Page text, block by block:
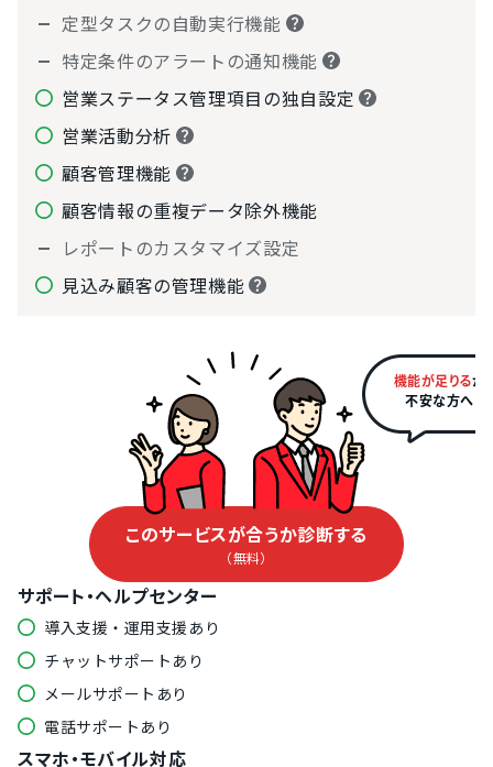
定型タスクの自動実行機能
特定条件のアラートの通知機能
営業ステータス管理項目の独自設定
営業活動分析
顧客管理機能
顧客情報の重複データ除外機能
レポートのカスタマイズ設定
見込み顧客の管理機能
機能が足りるか
不安な方へ
このサービスが合うか診断する
（無料）
サポート・ヘルプセンター
導入支援・運用支援あり
チャットサポートあり
メールサポートあり
電話サポートあり
スマホ・モバイル対応